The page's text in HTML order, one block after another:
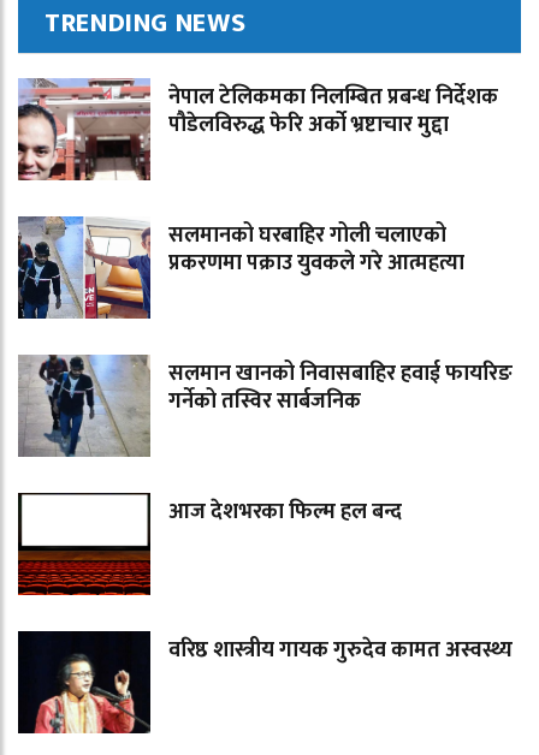
TRENDING NEWS
नेपाल टेलिकमका निलम्बित प्रबन्ध निर्देशक
पौडेलविरुद्ध फेरि अर्को भ्रष्टाचार मुद्दा
सलमानको घरबाहिर गोली चलाएको
प्रकरणमा पक्राउ युवकले गरे आत्महत्या
सलमान खानको निवासबाहिर हवाई फायरिङ
गर्नेको तस्विर सार्बजनिक
आज देशभरका फिल्म हल बन्द
वरिष्ठ शास्त्रीय गायक गुरुदेव कामत अस्वस्थ्य